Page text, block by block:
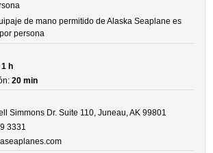
de mano permitido de Alaska Seaplane es
por persona
1 h
20 min
Simmons Dr. Suite 110, Juneau, AK 99801
3331